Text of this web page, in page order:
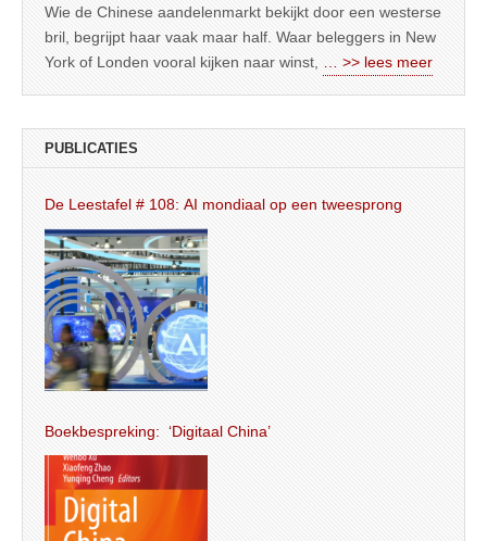
Wie de Chinese aandelenmarkt bekijkt door een westerse
bril, begrijpt haar vaak maar half. Waar beleggers in New
York of Londen vooral kijken naar winst,
… >> lees meer
PUBLICATIES
De Leestafel # 108: AI mondiaal op een tweesprong
Boekbespreking: ‘Digitaal China’